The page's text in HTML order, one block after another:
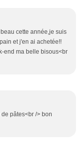
cette année,je suis
et j'en ai achetée!!
end ma belle bisous<br
pâtes<br /> bon